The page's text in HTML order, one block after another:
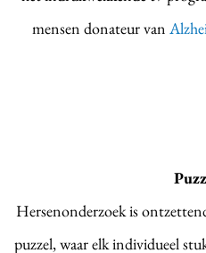
mensen donateur van
Hersenonderzoek is
puzzel, waar elk individueel